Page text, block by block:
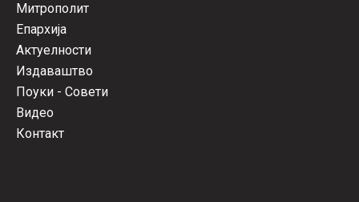
Митрополит
Епархија
Актуелности
Издаваштво
Поуки - Совети
Видео
Контакт